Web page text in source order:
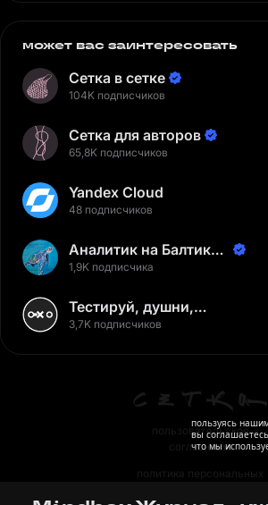
может вас заинтересовать
Сетка в сетке
104K подписчиков
Сетка для авторов
65,8K подписчиков
Yandex Cloud
48 подписчиков
Аналитик на Балтике |
Неверов Станислав
1,9K подписчика
Тестируй, душни,
наслаждайся
3,7K подписчиков
пользовательское
соглашение
политика персональных
пользуясь
вы
что мы